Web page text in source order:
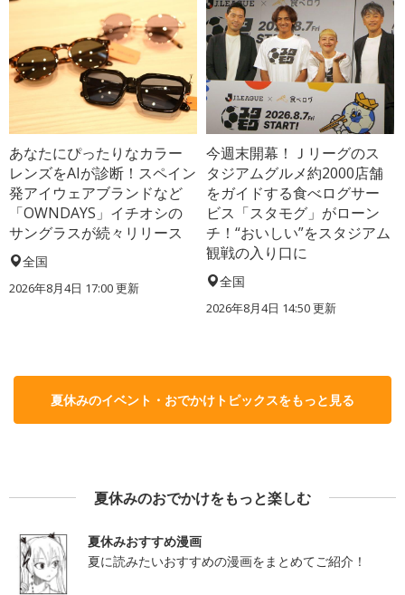
あなたにぴったりなカラー
レンズをAIが診断！スペイン
発アイウェアブランドなど
「OWNDAYS」イチオシの
サングラスが続々リリース
全国
2026年8月4日 17:00更新
今週末開幕！Ｊリーグのス
タジアムグルメ約2000店舗
をガイドする食べログサー
ビス「スタモグ」がローン
チ！“おいしい”をスタジアム
観戦の入り口に
全国
2026年8月4日 14:50更新
夏休みのイベント・おでかけトピックスをもっと見る
夏休みのおでかけをもっと楽しむ
夏休みおすすめ漫画
夏に読みたいおすすめの漫画をまとめてご紹介！